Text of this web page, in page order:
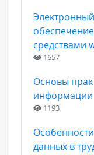
средствами
1657
Основы
информации
1193
данных в